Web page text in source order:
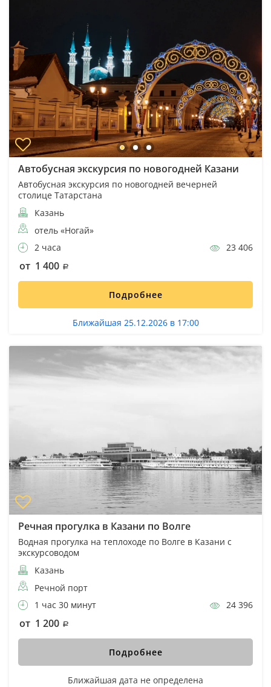
Автобусная экскурсия по новогодней Казани
Автобусная экскурсия по новогодней вечерней
столице Татарстана
Казань
отель «Ногай»
2 часа
23 406
от 1 400
Подробнее
Ближайшая 25.12.2026 в 17:00
Речная прогулка в Казани по Волге
Водная прогулка на теплоходе по Волге в Казани с
экскурсоводом
Казань
Речной порт
1 час 30 минут
24 396
от 1 200
Подробнее
Ближайшая дата не определена